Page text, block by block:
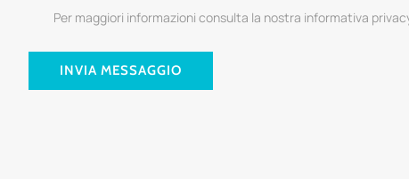
Per maggiori informazioni consulta la nostra informativa
INVIA MESSAGGIO